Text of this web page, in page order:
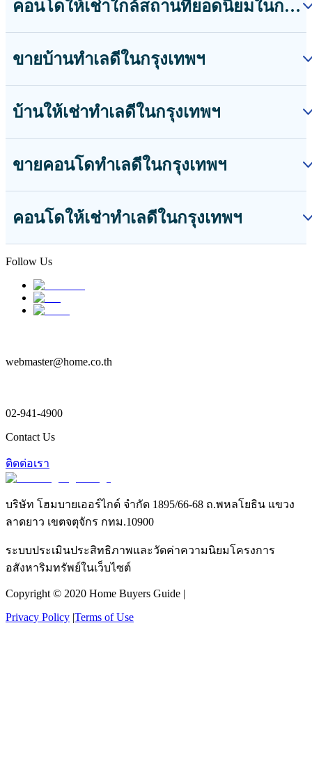
คอนโดให้เช่าใกล้สถานที่ยอดนิยมในกรุงเทพฯ
ขายบ้านทำเลดีในกรุงเทพฯ
บ้านให้เช่าทำเลดีในกรุงเทพฯ
ขายคอนโดทำเลดีในกรุงเทพฯ
คอนโดให้เช่าทำเลดีในกรุงเทพฯ
Follow Us
webmaster@home.co.th
02-941-4900
Contact Us
ติดต่อเรา
บริษัท โฮมบายเออร์ไกด์ จำกัด 1895/66-68 ถ.พหลโยธิน แขวง
ลาดยาว เขตจตุจักร กทม.10900
ระบบประเมินประสิทธิภาพและวัดค่าความนิยมโครงการ
อสังหาริมทรัพย์ในเว็บไซต์
Copyright © 2020 Home Buyers Guide |
Privacy Policy |Terms of Use